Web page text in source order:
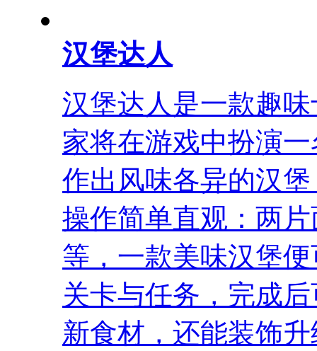
汉堡达人
汉堡达人是一款趣
家将在游戏中扮演
作出风味各异的汉
操作简单直观：两
等，一款美味汉堡
关卡与任务，完成
新食材，还能装饰